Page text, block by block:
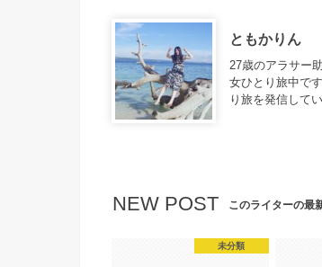
ともかりん
27歳のアラサー
女ひとり旅中で
り旅を発信してい
NEW POST このライターの最
未分類